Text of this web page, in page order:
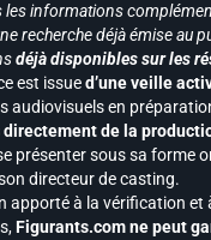
les informations
recherche déjà émise au
déjà disponibles sur les
est issued’une veille
audiovisuels en
directement de la
présenter sous sa forme
directeur de casting.
apporté à la vérification et
Figurants.com ne peut